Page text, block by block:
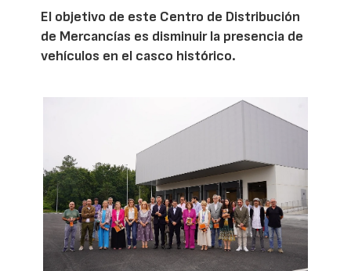
El objetivo de este Centro de Distribución
de Mercancías es disminuir la presencia de
vehículos en el casco histórico.